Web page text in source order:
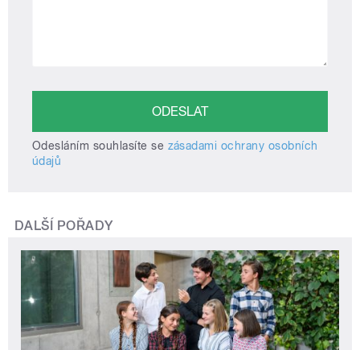
Odesláním souhlasíte se zásadami ochrany osobních
údajů
DALŠÍ POŘADY